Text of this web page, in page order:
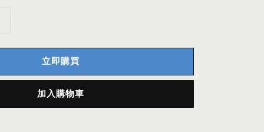
立即購買
加入購物車